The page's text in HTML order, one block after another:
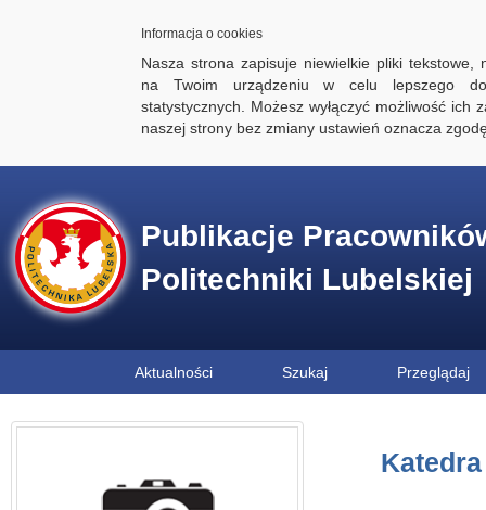
Informacja o cookies
Nasza strona zapisuje niewielkie pliki tekstowe,
na Twoim urządzeniu w celu lepszego
statystycznych. Możesz wyłączyć możliwość ich
naszej strony bez zmiany ustawień oznacza
Publikacje
Politechniki Lubelskiej
Aktualności Szukaj Przeglądaj